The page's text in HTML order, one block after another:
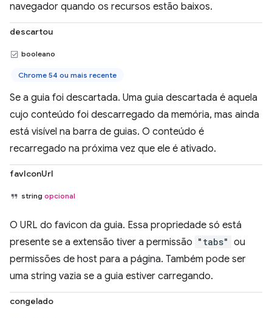
navegador quando os recursos estão baixos.
descartou
booleano
Chrome 54 ou mais recente
Se a guia foi descartada. Uma guia descartada é aquela
cujo conteúdo foi descarregado da memória, mas ainda
está visível na barra de guias. O conteúdo é
recarregado na próxima vez que ele é ativado.
favIconUrl
string opcional
O URL do favicon da guia. Essa propriedade só está
presente se a extensão tiver a permissão "tabs" ou
permissões de host para a página. Também pode ser
uma string vazia se a guia estiver carregando.
congelado